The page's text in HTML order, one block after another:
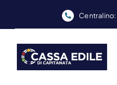
Centralino: